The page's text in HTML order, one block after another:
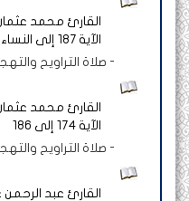
القارئ محمد
الآية 187 إلى النساء 11
- صلاة التراويح والتهجد
القارئ محمد
الآية 174 إلى 186
- صلاة التراويح والتهجد
القارئ عبد الرحمن